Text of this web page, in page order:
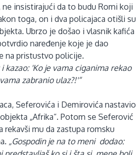
insistirajući da to budu Romi koji
toga, on i dva policajaca otišli su
Ubrzo je došao i vlasnik kafića
naređenje koje je dao
na pristustvo policije.
kazao: 'Ko je vama ciganima rekao
zabranio ulaz?!'“
Seferovića i Demirovića nastavio
„Afrika“. Potom se Seferović
rekavši mu da zastupa romsku
„Gospodin je na to meni dodao: